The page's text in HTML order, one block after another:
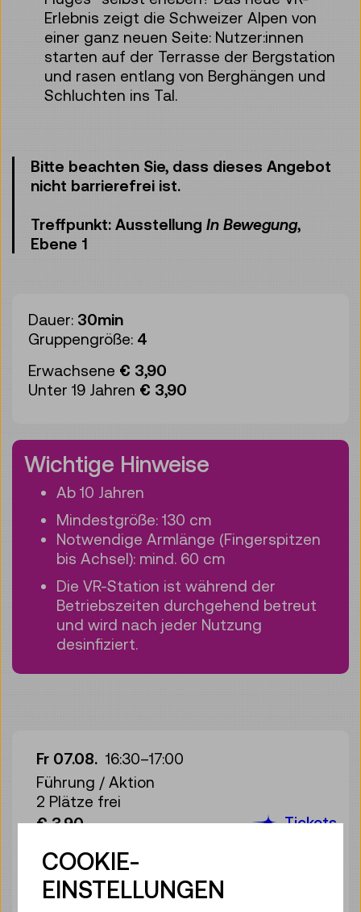
Erlebnis zeigt die Schweizer Alpen von
einer ganz neuen Seite: Nutzer:innen
starten auf der Terrasse der Bergstation
und rasen entlang von Berghängen und
Schluchten ins Tal.
Bitte beachten Sie, dass dieses Angebot
nicht barrierefrei ist.
Treffpunkt: Ausstellung In Bewegung,
Ebene 1
Dauer: 30min
Gruppengröße: 4
Erwachsene € 3,90
Unter 19 Jahren € 3,90
Wichtige Hinweise
Ab 10 Jahren
Mindestgröße: 130 cm
Notwendige Armlänge (Fingerspitzen
bis Achsel): mind. 60 cm
Die VR-Station ist während der
Betriebszeiten durchgehend betreut
und wird nach jeder Nutzung
desinfiziert.
Fr 07.08. 16:30–17:00
Führung / Aktion
2 Plätze frei
€ 3,90
Tickets
Fr 07.08. 17:00
Führung / Aktion
4 Plätze frei
COOKIE-
EINSTELLUNGEN